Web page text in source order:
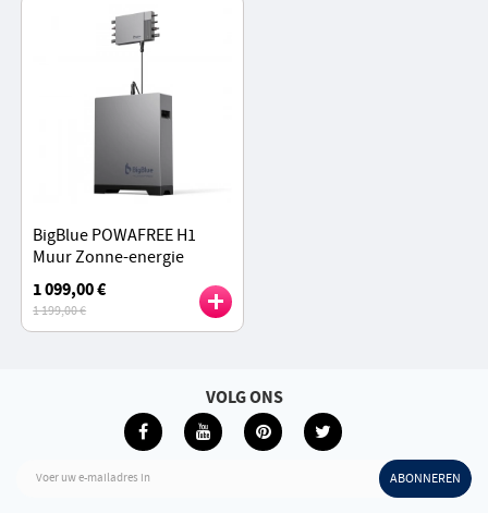
BigBlue POWAFREE H1
Muur Zonne-energie
Opslag voor Balkon,
2560Wh Batterijopslag,
IP67 Waterdicht
1 099,00 €
1 199,00 €
Voer uw e-mailadres in ABONNEREN
VOLG ONS